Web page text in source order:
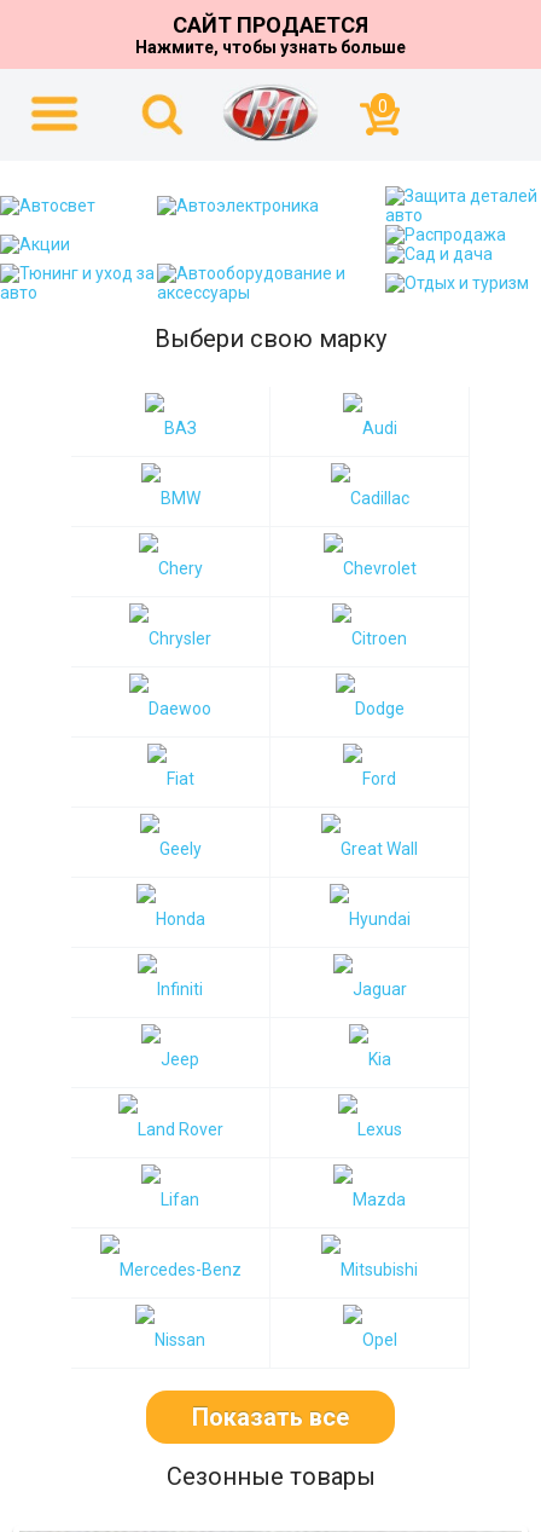
САЙТ ПРОДАЕТСЯ
Нажмите, чтобы узнать больше
0
Выбери свою марку
Показать все
Сезонные товары